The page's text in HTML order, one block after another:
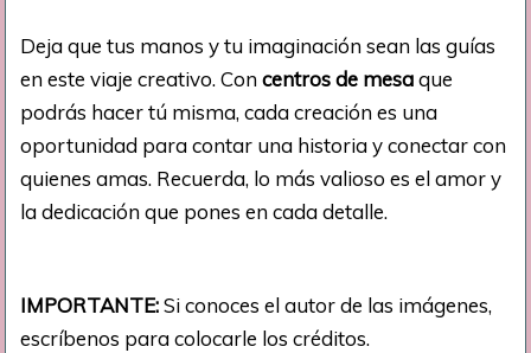
Deja que tus manos y tu imaginación sean las guías
en este viaje creativo. Concentros de mesaque
podrás hacer tú misma, cada creación es una
oportunidad para contar una historia y conectar con
quienes amas. Recuerda, lo más valioso es el amor y
la dedicación que pones en cada detalle.
IMPORTANTE:Si conoces el autor de las imágenes,
escríbenos para colocarle los créditos.